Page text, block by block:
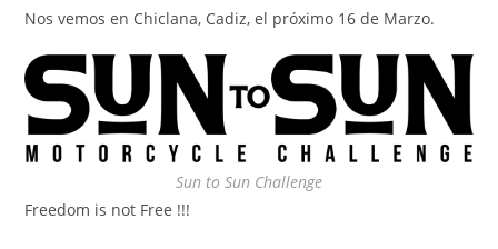
Nos vemos en Chiclana, Cadiz, el próximo 16 de Marzo.
Sun to Sun Challenge
Freedom is not Free !!!